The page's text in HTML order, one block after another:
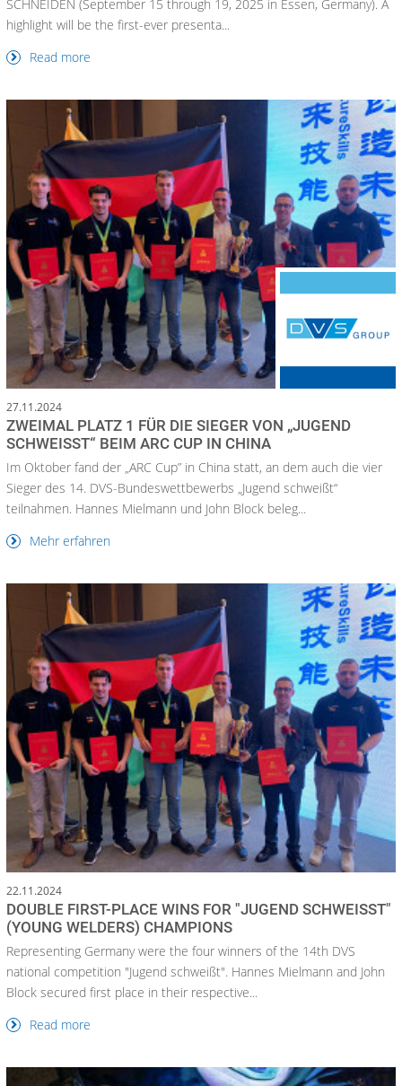
SCHNEIDEN (September 15 through 19, 2025 in Essen, Germany). A
highlight will be the first-ever presenta...
Read more
27.11.2024
ZWEIMAL PLATZ 1 FÜR DIE SIEGER VON „JUGEND
SCHWEISST“ BEIM ARC CUP IN CHINA
Im Oktober fand der „ARC Cup” in China statt, an dem auch die vier
Sieger des 14. DVS-Bundeswettbewerbs „Jugend schweißt“
teilnahmen. Hannes Mielmann und John Block beleg...
Mehr erfahren
22.11.2024
DOUBLE FIRST-PLACE WINS FOR "JUGEND SCHWEISST" (
YOUNG WELDERS) CHAMPIONS
Representing Germany were the four winners of the 14th DVS
national competition "Jugend schweißt". Hannes Mielmann and John
Block secured first place in their respective...
Read more